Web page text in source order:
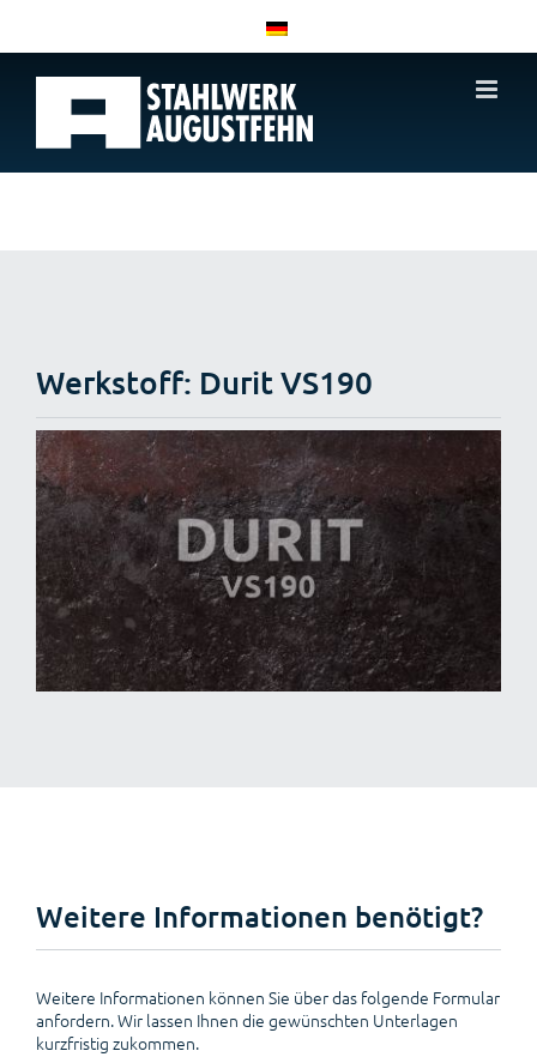
springen
Werkstoff: Durit VS190
Weitere Informationen benötigt?
Weitere Informationen können Sie über das folgende Formular
anfordern. Wir lassen Ihnen die gewünschten Unterlagen
kurzfristig zukommen.